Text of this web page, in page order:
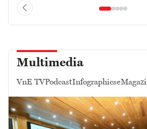
Multimedia
VnE TVPodcastInfographics